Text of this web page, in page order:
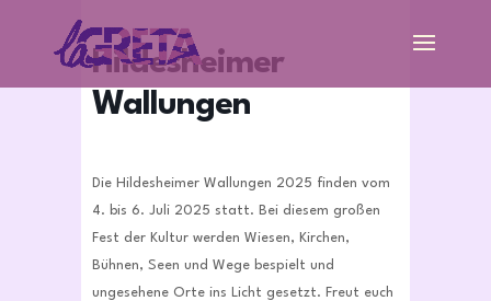
Hildesheimer
Wallungen
Die Hildesheimer Wallungen 2025 finden vom
4. bis 6. Juli 2025 statt. Bei diesem großen
Fest der Kultur werden Wiesen, Kirchen,
Bühnen, Seen und Wege bespielt und
ungesehene Orte ins Licht gesetzt. Freut euch